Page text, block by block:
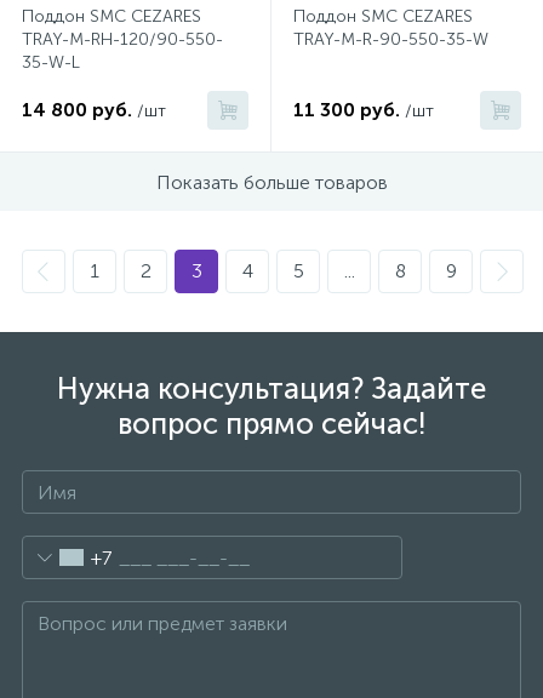
Поддон SMC CEZARES
TRAY-M-RH-120/90-550-
35-W-L
14 800 руб. /шт
Поддон SMC CEZARES
TRAY-M-R-90-550-35-W
11 300 руб. /шт
Показать больше товаров
1 2 3 4 5 ... 8 9
Нужна консультация? Задайте
вопрос прямо сейчас!
+7
Смесители для биде
Смесители для ванны
1
Смесители для ванны и душа
Смесители для душа
5
Смесители для накладных раковин
Смесители для раковины
Смесители на борт ванны